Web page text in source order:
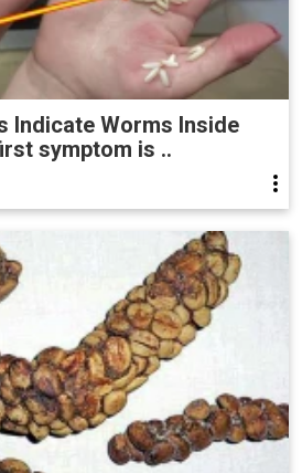
Indicate Worms Inside
symptom is ..